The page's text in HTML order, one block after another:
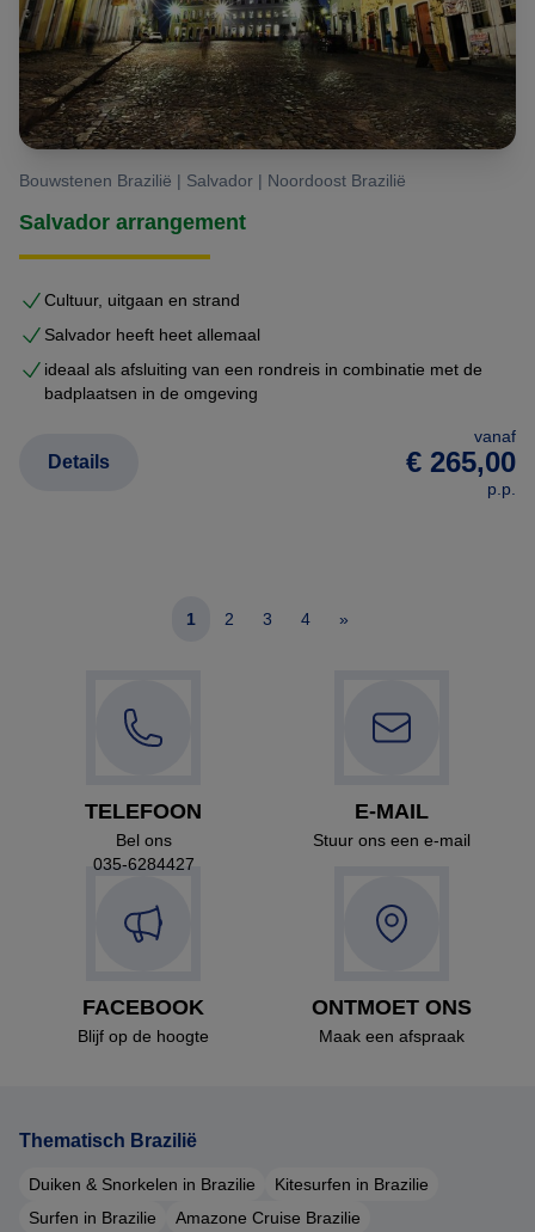
Bouwstenen Brazilië | Salvador | Noordoost Brazilië
Salvador arrangement
Cultuur, uitgaan en strand
Salvador heeft heet allemaal
ideaal als afsluiting van een rondreis in combinatie met de
badplaatsen in de omgeving
vanaf
€ 265,00
p.p.
Details
1 2 3 4 »
TELEFOON
Bel ons
035-6284427
E-MAIL
Stuur ons een e-mail
FACEBOOK
Blijf op de hoogte
ONTMOET ONS
Maak een afspraak
Thematisch Brazilië
Duiken & Snorkelen in Brazilie
Kitesurfen in Brazilie
Surfen in Brazilie
Amazone Cruise Brazilie